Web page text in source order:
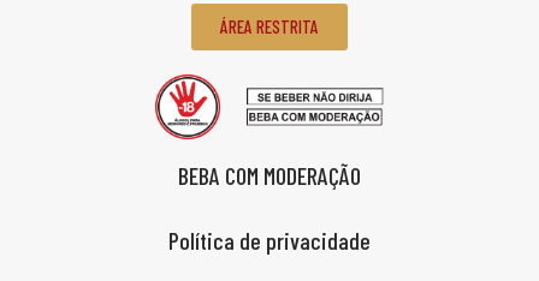
ÁREA RESTRITA
BEBA COM MODERAÇÃO
Política de privacidade